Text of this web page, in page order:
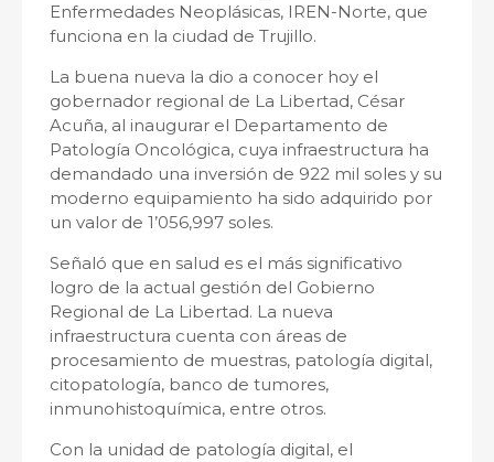
Enfermedades Neoplásicas, IREN-Norte, que
funciona en la ciudad de Trujillo.
La buena nueva la dio a conocer hoy el
gobernador regional de La Libertad, César
Acuña, al inaugurar el Departamento de
Patología Oncológica, cuya infraestructura ha
demandado una inversión de 922 mil soles y su
moderno equipamiento ha sido adquirido por
un valor de 1’056,997 soles.
Señaló que en salud es el más significativo
logro de la actual gestión del Gobierno
Regional de La Libertad. La nueva
infraestructura cuenta con áreas de
procesamiento de muestras, patología digital,
citopatología, banco de tumores,
inmunohistoquímica, entre otros.
Con la unidad de patología digital, el